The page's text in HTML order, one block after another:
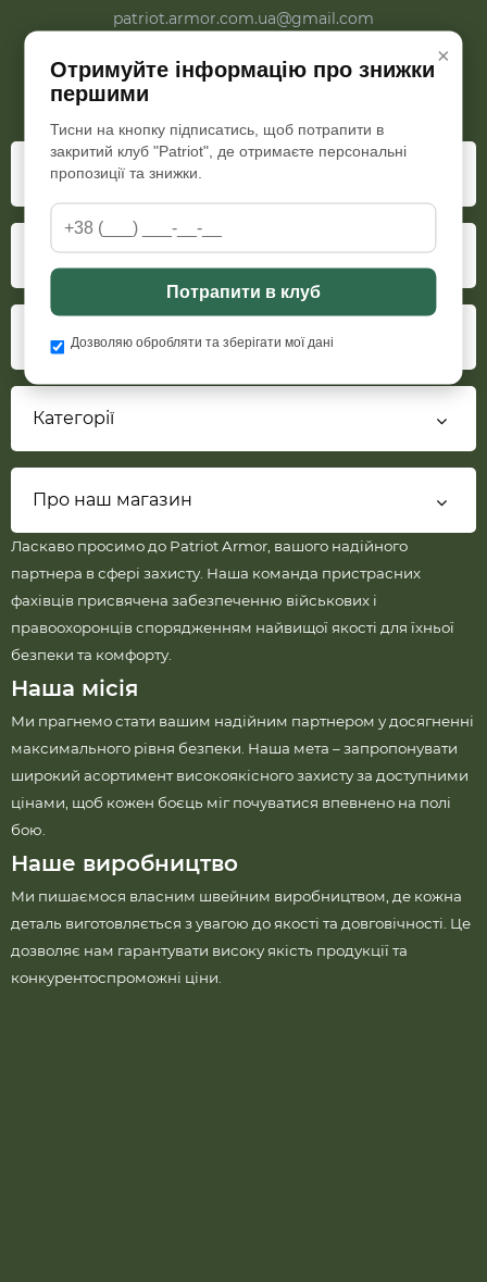
×
Отримуйте інформацію про знижки
першими
Тисни на кнопку підписатись, щоб потрапити в
закритий клуб "Patriot", де отримаєте персональні
пропозиції та знижки.
Потрапити в клуб
Дозволяю обробляти та зберігати мої дані
patriot.armor.com.ua@gmail.com
Особистий кабінет
Додатково
Інформація
Категорії
Про наш магазин
Ласкаво просимо до Patriot Armor, вашого надійного
партнера в сфері захисту. Наша команда пристрасних
фахівців присвячена забезпеченню військових і
правоохоронців спорядженням найвищої якості для їхньої
безпеки та комфорту.
Наша місія
Ми прагнемо стати вашим надійним партнером у досягненні
максимального рівня безпеки. Наша мета – запропонувати
широкий асортимент високоякісного захисту за доступними
цінами, щоб кожен боєць міг почуватися впевнено на полі
бою.
Наше виробництво
Ми пишаємося власним швейним виробництвом, де кожна
деталь виготовляється з увагою до якості та довговічності. Це
дозволяє нам гарантувати високу якість продукції та
конкурентоспроможні ціни.